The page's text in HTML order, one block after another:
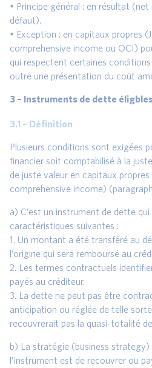
• Principe général : en résultat
défaut).
• Exception : en capitaux propres
comprehensive income ou OCI)
qui respectent certaines
outre une présentation du coût
3 – Instruments de dette
3.1 – Définition
Plusieurs conditions sont exigées
financier soit comptabilisé à la
de juste valeur en capitaux
comprehensive income)
a) C’est un instrument de dette
caractéristiques suivantes :
1. Un montant a été transféré au
l’origine qui sera remboursé au
2. Les termes contractuels
payés au créditeur.
3. La dette ne peut pas être
anticipation ou réglée de telle
recouvrerait pas la quasi-totalité
b) La stratégie (business strategy)
l’instrument est de recouvrer ou